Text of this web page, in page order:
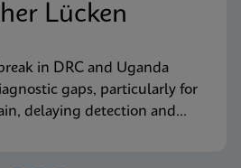
Lücken
in DRC and Uganda
gaps, particularly for
delaying detection and